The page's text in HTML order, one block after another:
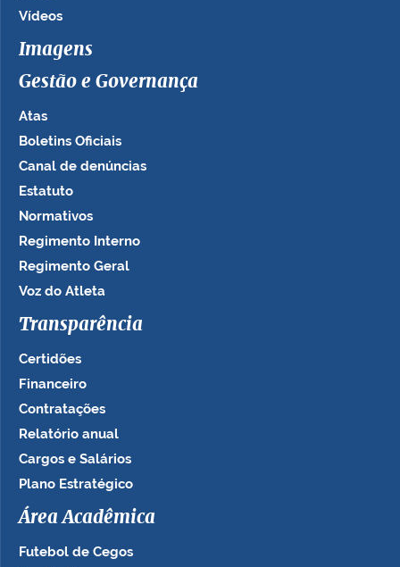
Vídeos
Imagens
Gestão e Governança
Atas
Boletins Oficiais
Canal de denúncias
Estatuto
Normativos
Regimento Interno
Regimento Geral
Voz do Atleta
Transparência
Certidões
Financeiro
Contratações
Relatório anual
Cargos e Salários
Plano Estratégico
Área Acadêmica
Futebol de Cegos